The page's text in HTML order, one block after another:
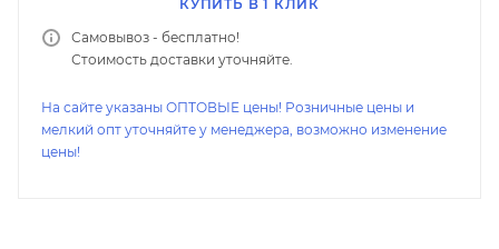
КУПИТЬ В 1 КЛИК
Самовывоз - бесплатно!
Стоимость доставки уточняйте.
На сайте указаны ОПТОВЫЕ цены! Розничные цены и
мелкий опт уточняйте у менеджера, возможно изменение
цены!